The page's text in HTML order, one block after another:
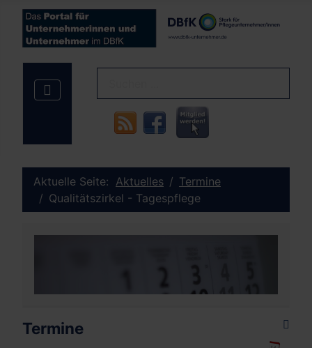
Aktuelle Seite: Aktuelles
Termine
Qualitätszirkel - Tagespflege
Termine